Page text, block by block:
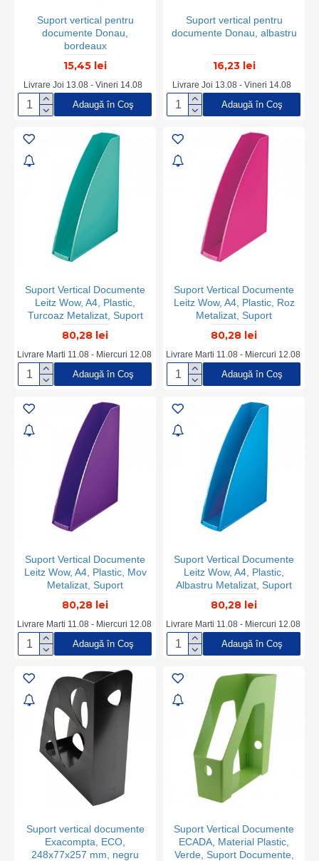
Suport vertical pentru
documente Donau,
bordeaux
15,45 lei
Livrare Joi 13.08 - Vineri 14.08
Adaugă în Coş
Suport vertical pentru
documente Donau, albastru
16,23 lei
Livrare Joi 13.08 - Vineri 14.08
Adaugă în Coş
Suport Vertical Documente
Leitz Wow, A4, Plastic,
Turcoaz Metalizat, Suport
Documente Leitz Wow,
Suport Vertical pentru
Documente, Suport Birou
Documente, Suport de
Birou pentru Documente,
80,28 lei
Livrare Marti 11.08 - Miercuri 12.08
Adaugă în Coş
Suport Vertical Documente
Leitz Wow, A4, Plastic, Roz
Metalizat, Suport
Documente Leitz Wow,
Suport Vertical pentru
Documente, Suport Birou
Documente, Suport de
Birou pentru Documente,
80,28 lei
Livrare Marti 11.08 - Miercuri 12.08
Adaugă în Coş
Suport Vertical Documente
Leitz Wow, A4, Plastic, Mov
Metalizat, Suport
Documente Leitz Wow,
Suport Vertical pentru
Documente, Suport Birou
Documente, Suport de
Birou pentru Documente,
80,28 lei
Livrare Marti 11.08 - Miercuri 12.08
Adaugă în Coş
Suport Vertical Documente
Leitz Wow, A4, Plastic,
Albastru Metalizat, Suport
Documente Leitz Wow,
Suport Vertical pentru
Documente, Suport Birou
Documente, Suport de
Birou pentru Documente,
80,28 lei
Livrare Marti 11.08 - Miercuri 12.08
Adaugă în Coş
Suport vertical documente
Exacompta, ECO,
248x77x257 mm, negru
Suport Vertical Documente
ECADA, Material Plastic,
Verde, Suport Documente,